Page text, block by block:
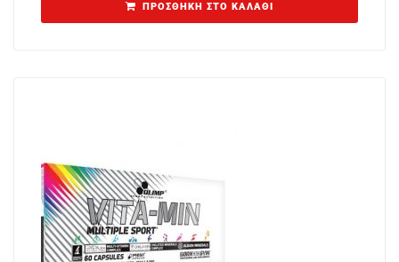
ΠΡΟΣΘΉΚΗ ΣΤΟ ΚΑΛΆΘΙ